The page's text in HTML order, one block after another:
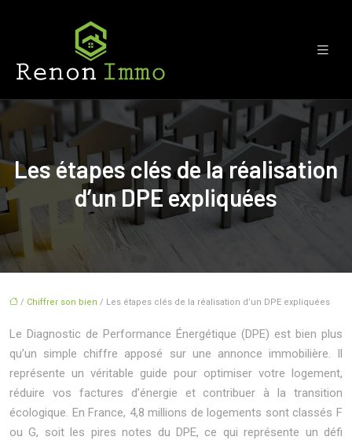
Les étapes clés de la réalisation
d’un DPE expliquées
/ Chiffrer son bien / Les étapes clés de la réalisation d’un DPE expliquées
Le Diagnostic de Performance Énergétique (DPE) est bien plus
qu’un simple chiffre apposé sur une annonce immobilière. Il
représente un véritable guide pour optimiser votre logement,
réduire vos factures d’énergie et contribuer à la transition
écologique. En France, 4,8 millions de logements sont classés F
ou G, soit les pires notes du DPE, ce qui représente un défi